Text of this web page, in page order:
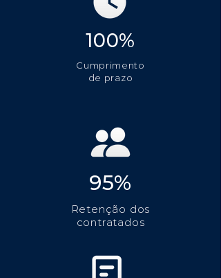
100%
Cumprimento
de prazo
95%
Retenção dos
contratados